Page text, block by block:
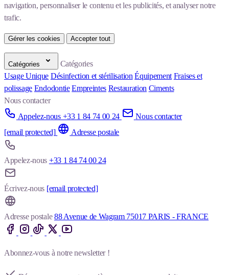
navigation, personnaliser le contenu et les publicités, et analyser notre
trafic.
Gérer les cookies Accepter tout
Catégories
Catégories
Usage Unique Désinfection et stérilisation Équipement Fraises et
polissage Endodontie Empreintes Restauration Ciments
Nous contacter
Appelez-nous +33 1 84 74 00 24
Nous contacter
[email protected]
Adresse postale
Appelez-nous +33 1 84 74 00 24
Écrivez-nous [email protected]
Adresse postale 88 Avenue de Wagram 75017 PARIS - FRANCE
Abonnez-vous à notre newsletter !